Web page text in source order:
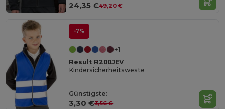
24,35 €49,20 €
-7%
+1
Result R200JEV
Kindersicherheitsweste
Günstigste:
3,30 €3,56 €